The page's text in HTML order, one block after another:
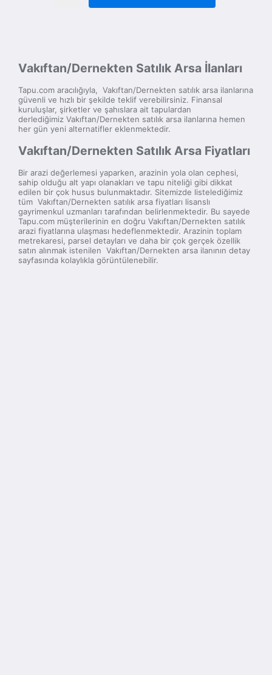
Vakıftan/Dernekten Satılık Arsa İlanları
Tapu.com aracılığıyla, Vakıftan/Dernekten satılık arsa ilanlarına
güvenli ve hızlı bir şekilde teklif verebilirsiniz. Finansal
kuruluşlar, şirketler ve şahıslara ait tapulardan
derlediğimiz Vakıftan/Dernekten satılık arsa ilanlarına hemen
her gün yeni alternatifler eklenmektedir.
Vakıftan/Dernekten Satılık Arsa Fiyatları
Bir arazi değerlemesi yaparken, arazinin yola olan cephesi,
sahip olduğu alt yapı olanakları ve tapu niteliği gibi dikkat
edilen bir çok husus bulunmaktadır. Sitemizde listelediğimiz
tüm Vakıftan/Dernekten satılık arsa fiyatları lisanslı
gayrimenkul uzmanları tarafından belirlenmektedir. Bu sayede
Tapu.com müşterilerinin en doğru Vakıftan/Dernekten satılık
arazi fiyatlarına ulaşması hedeflenmektedir. Arazinin toplam
metrekaresi, parsel detayları ve daha bir çok gerçek özellik
satın alınmak istenilen Vakıftan/Dernekten arsa ilanının detay
sayfasında kolaylıkla görüntülenebilir.